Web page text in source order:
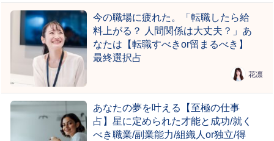
今の職場に疲れた。「転職したら給
料上がる？ 人間関係は大丈夫？」あ
なたは【転職すべきor留まるべき】
最終選択占
花凛
あなたの夢を叶える【至極の仕事
占】星に定められた才能と成功/就く
べき職業/副業能力/組織人or独立/得